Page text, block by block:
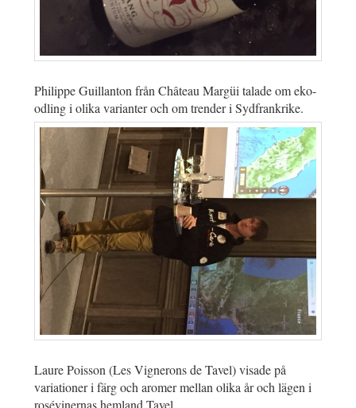
Philippe Guillanton från Château Margüi talade om eko-
odling i olika varianter och om trender i Sydfrankrike.
Laure Poisson (Les Vignerons de Tavel) visade på
variationer i färg och aromer mellan olika år och lägen i